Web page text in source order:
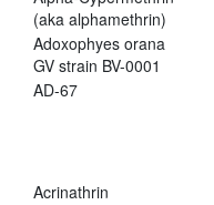
(aka alphamethrin)
Adoxophyes orana
GV strain BV-0001
AD-67
Acrinathrin